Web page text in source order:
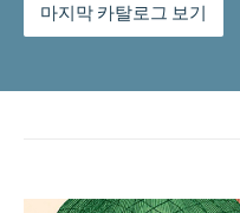
마지막 카탈로그 보기